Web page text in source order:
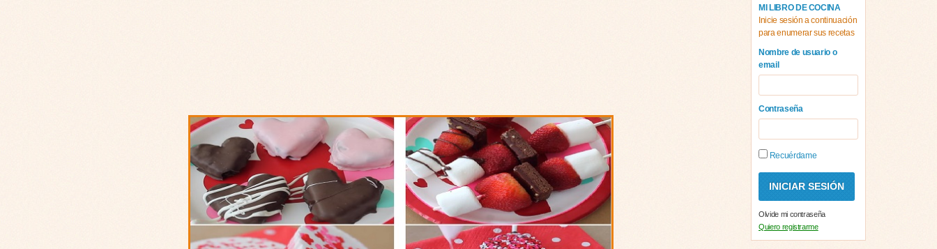
MI LIBRO DE COCINA
Inicie sesión a continuación
para enumerar sus recetas
Nombre de usuario o
email
Contraseña
Recuérdame
Olvide mi contraseña
Quiero registrarme